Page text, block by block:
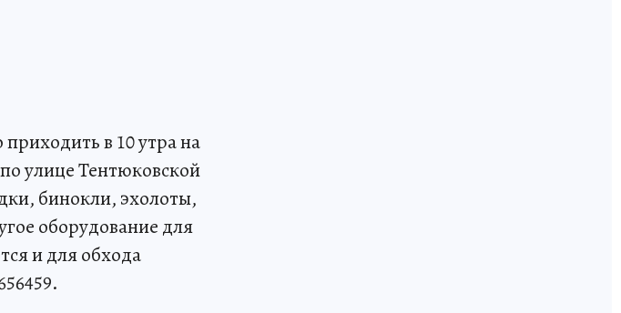
в 10 утра на
улице Тентюковской
бинокли, эхолоты,
оборудование для
и для обхода